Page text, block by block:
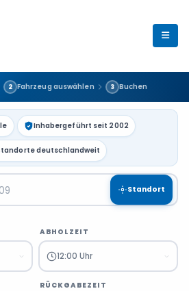
2 Fahrzeug auswählen 3 Buchen
Inhabergeführt seit 2002
deutschlandweit
Standort
ABHOLZEIT
12:00 Uhr
RÜCKGABEZEIT